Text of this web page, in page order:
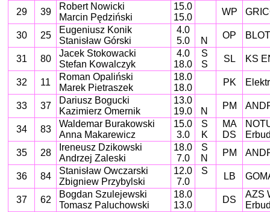
29
39
Robert Nowicki
Marcin Pędziński
15.0
15.0
WP
30 25
Eugeniusz Konik
Stanisław Górski
4.0
5.0
N
OP
31 80
Jacek Stokowacki
Stefan Kowalczyk
4.0
18.0
S
S
SL KS
32 11
Roman Opaliński
Marek Pietraszek
18.0
18.0
PK
33 37
Dariusz Bogucki
Kazimierz Omernik
13.0
19.0
N
PM
34 83
Waldemar Burakowski
Anna Makarewicz
15.0
3.0
S
K
MA
DS
35
28
Ireneusz Dzikowski
Andrzej Zaleski
18.0
7.0
S
N
PM
36 84
Stanisław Owczarski
Zbigniew Przybylski
12.0
7.0
S
LB
37 62
Bogdan Szulejewski
Tomasz Paluchowski
18.0
13.0
DS
AZS